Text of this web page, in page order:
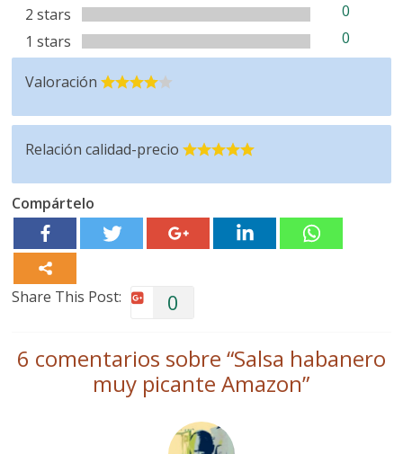
2 stars
0
1 stars
0
Valoración
Relación calidad-precio
Compártelo
Share This Post: 0
6 comentarios sobre “Salsa habanero
muy picante Amazon”